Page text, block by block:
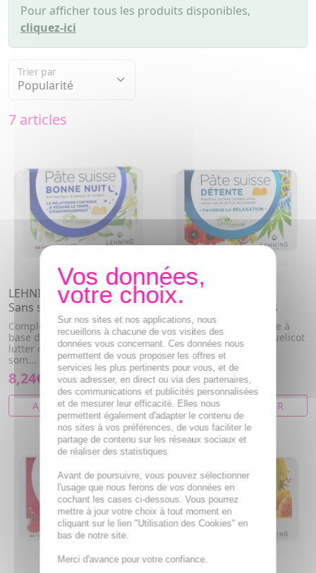
Pour afficher tous les produits disponibles,
cliquez-ici
Trier par
7 articles
LEHNING Pâte Suisse Nuit
Sans sucre 40 pastilles
Complément alimentaire à
base de mélatonine pour
lutter contre les troubles du
som...
8,24€
AJOUTER AU PANIER
LEHNING Pâte suisse
Détente x40 gommes
Complément alimentaire à
base de Passiflore, Coquelicot
et Chanvre.
8,24€
AJOUTER AU PANIER
Sur nos sites et nos applications, nous
recueillons à chacune de vos visites des
données vous concernant. Ces données nous
permettent de vous proposer les offres et
services les plus pertinents pour vous, et de
vous adresser, en direct ou via des partenaires,
des communications et publicités personnalisées
et de mesurer leur efficacité. Elles nous
permettent également d'adapter le contenu de
nos sites à vos préférences, de vous faciliter le
partage de contenu sur les réseaux sociaux et
de réaliser des statistiques
Avant de poursuivre, vous pouvez sélectionner
l'usage que nous ferons de vos données en
cochant les cases ci-dessous. Vous pourrez
mettre à jour votre choix à tout moment en
cliquant sur le lien "Utilisation des Cookies" en
bas de notre site.
Merci d'avance pour votre confiance.